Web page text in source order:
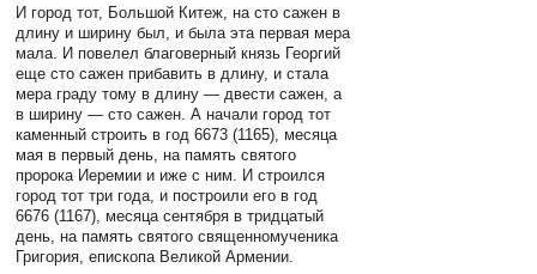
И город тот, Большой Китеж, на сто сажен в
длину и ширину был, и была эта первая мера
мала. И повелел благоверный князь Георгий
еще сто сажен прибавить в длину, и стала
мера граду тому в длину — двести сажен, а
в ширину — сто сажен. А начали город тот
каменный строить в год 6673 (1165), месяца
мая в первый день, на память святого
пророка Иеремии и иже с ним. И строился
город тот три года, и построили его в год
6676 (1167), месяца сентября в тридцатый
день, на память святого священномученика
Григория, епископа Великой Армении.